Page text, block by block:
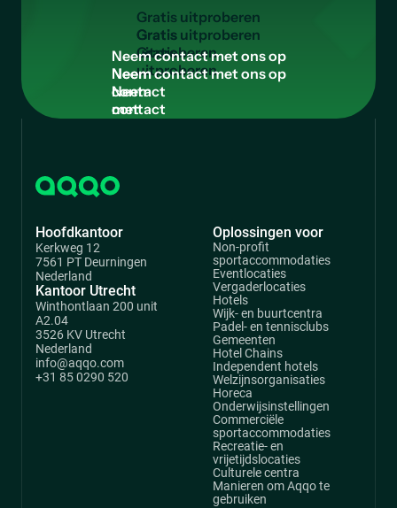
Gratisuitproberen
Gratis
uitproberen
Neemcontactmetonsop
Neem
contact
met
Hoofdkantoor
Kerkweg 12
7561 PT Deurningen
Nederland
Kantoor Utrecht
Winthontlaan 200 unit
A2.04
3526 KV Utrecht
Nederland
info@aqqo.com
+31 85 0290 520
Oplossingen voor
Non-profit
sportaccommodaties
Eventlocaties
Vergaderlocaties
Hotels
Wijk- en buurtcentra
Padel- en tennisclubs
Gemeenten
Hotel Chains
Independent hotels
Welzijnsorganisaties
Horeca
Onderwijsinstellingen
Commerciële
sportaccommodaties
Recreatie- en
vrijetijdslocaties
Culturele centra
Manieren om Aqqo te
gebruiken